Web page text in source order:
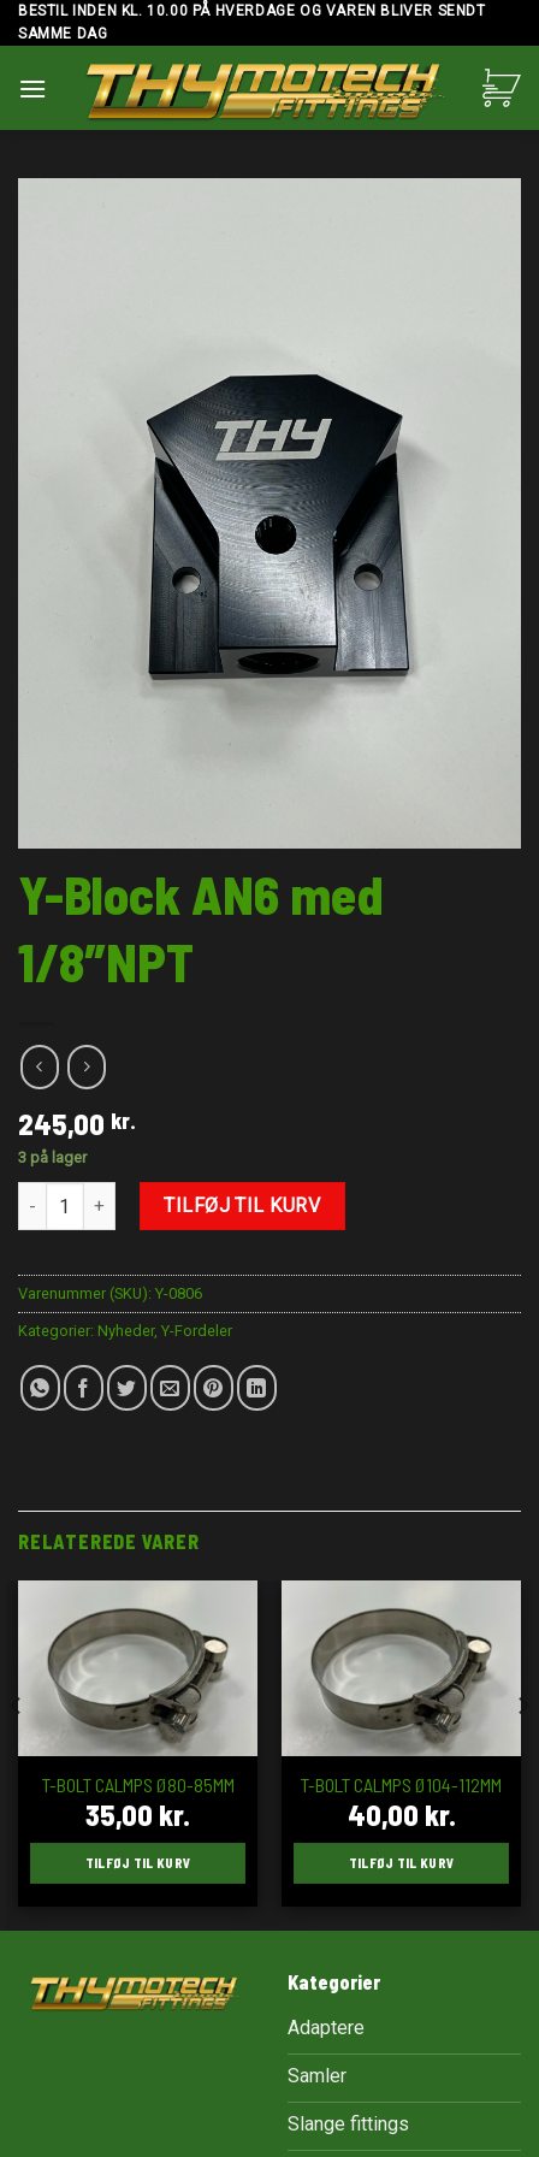
Skip
to
BESTIL INDEN KL. 10.00 PÅ HVERDAGE OG VAREN BLIVER SENDT
SAMME DAG
Y-Block AN6 med
1/8″NPT
245,00 kr.
3 på lager
Y-Block AN6 med 1/8"NPT antal
TILFØJ TIL KURV
Varenummer (SKU): Y-0806
Kategorier: Nyheder, Y-Fordeler
RELATEREDE VARER
T-BOLT CALMPS Ø80-85MM
35,00 kr.
TILFØJ TIL KURV
T-BOLT CALMPS Ø104-112MM
40,00 kr.
TILFØJ TIL KURV
Kategorier
Adaptere
Samler
Slange fittings